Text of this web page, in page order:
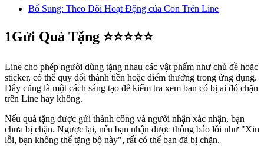
Bổ Sung: Theo Dõi Hoạt Động của Con Trên Line
1Gửi Quà Tặng ⭐⭐⭐⭐⭐
Line cho phép người dùng tặng nhau các vật phẩm như chủ đề hoặc
sticker, có thể quy đổi thành tiền hoặc điểm thưởng trong ứng dụng.
Đây cũng là một cách sáng tạo để kiểm tra xem bạn có bị ai đó chặn
trên Line hay không.
Nếu quà tặng được gửi thành công và người nhận xác nhận, bạn
chưa bị chặn. Ngược lại, nếu bạn nhận được thông báo lỗi như "Xin
lỗi, bạn không thể tặng bộ này", rất có thể bạn đã bị chặn.